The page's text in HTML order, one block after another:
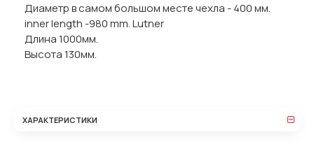
Диаметр в самом большом месте чехла - 400 мм.
inner length -980 mm. Lutner
Длина 1000мм.
Высота 130мм.
ХАРАКТЕРИСТИКИ